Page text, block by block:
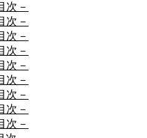
次－
次－
次－
次－
次－
次－
次－
次－
次－